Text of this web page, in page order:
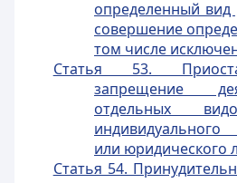
определенный вид
совершение
том числе
Статья 53.
запрещение
отдельных
или юридического
Статья 54.